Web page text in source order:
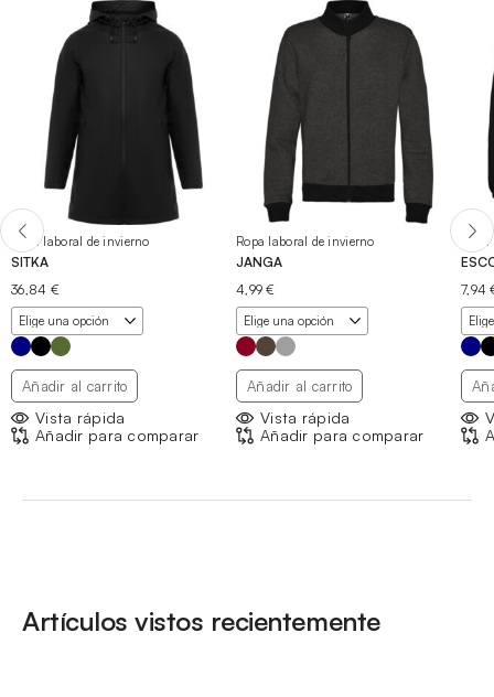
Ropa laboral de invierno
SITKA
36,84 €
Añadir al carrito
Vista rápida
Añadir para comparar
Ropa laboral de invierno
JANGA
4,99€
Añadir al carrito
Vista rápida
Añadir para comparar
7,94
Artículos vistos recientemente